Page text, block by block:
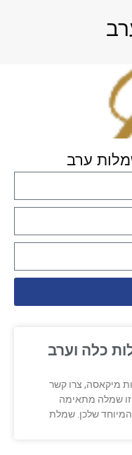
ערב
כלה וערב
מיקאסה, צרו קשר
שמלה מתאימה
המיוחד שלכן. שמלת